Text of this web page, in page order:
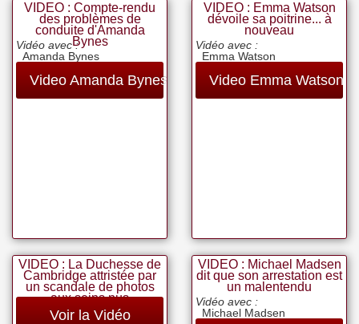
VIDEO : Compte-rendu
des problèmes de
conduite d'Amanda
Bynes
Vidéo avec :
Amanda Bynes
Video Amanda Bynes
VIDEO : Emma Watson
dévoile sa poitrine... à
nouveau
Vidéo avec :
Emma Watson
Video Emma Watson
VIDEO : La Duchesse de
Cambridge attristée par
un scandale de photos
aux seins nus
Voir la Vidéo
VIDEO : Michael Madsen
dit que son arrestation est
un malentendu
Vidéo avec :
Michael Madsen